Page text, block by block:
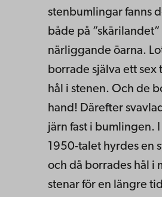
stenbumlingar fanns
både på
närliggande öarna.
borrade själva ett sex
hål i stenen. Och de
hand! Därefter
järn fast i bumlingen.
1950-talet hyrdes en
och då borrades hål i
stenar för en längre